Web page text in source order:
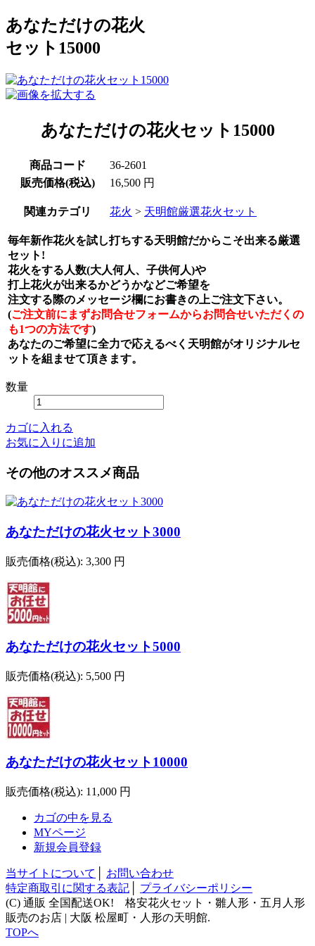
あなただけの花火
セット15000
あなただけの花火セット15000
商品コード
36-2601
販売価格(税込)
16,500 円
関連カテゴリ 花火 > 天明館厳選花火セット
毎年新作花火を試し打ちする天明館だからこそ出来る厳選
セット!
花火をする人数(大人何人、子供何人)や
打上花火が出来るかどうかなどご希望を
注文する際のメッセージ欄にお書きの上ご注文下さい。
(ご注文前にまずお問合せフォームからお問合せいただくの
も1つの方法です)
あなたのご希望に全力で応えるべく天明館がオリジナルセ
ットを組ませて頂きます。
数量
カゴに入れる
お気に入りに追加
その他のオススメ商品
あなただけの花火セット3000
販売価格(税込): 3,300 円
あなただけの花火セット5000
販売価格(税込): 5,500 円
あなただけの花火セット10000
販売価格(税込): 11,000 円
カゴの中を見る
MYページ
新規会員登録
当サイトについて
お問い合わせ
特定商取引に関する表記
プライバシーポリシー
(C) 通販 全国配送OK! 格安花火セット・雛人形・五月人形
販売のお店 | 大阪 松屋町・人形の天明館.
TOPへ